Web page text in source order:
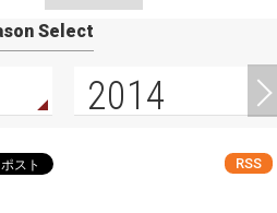
Select
2014
RSS